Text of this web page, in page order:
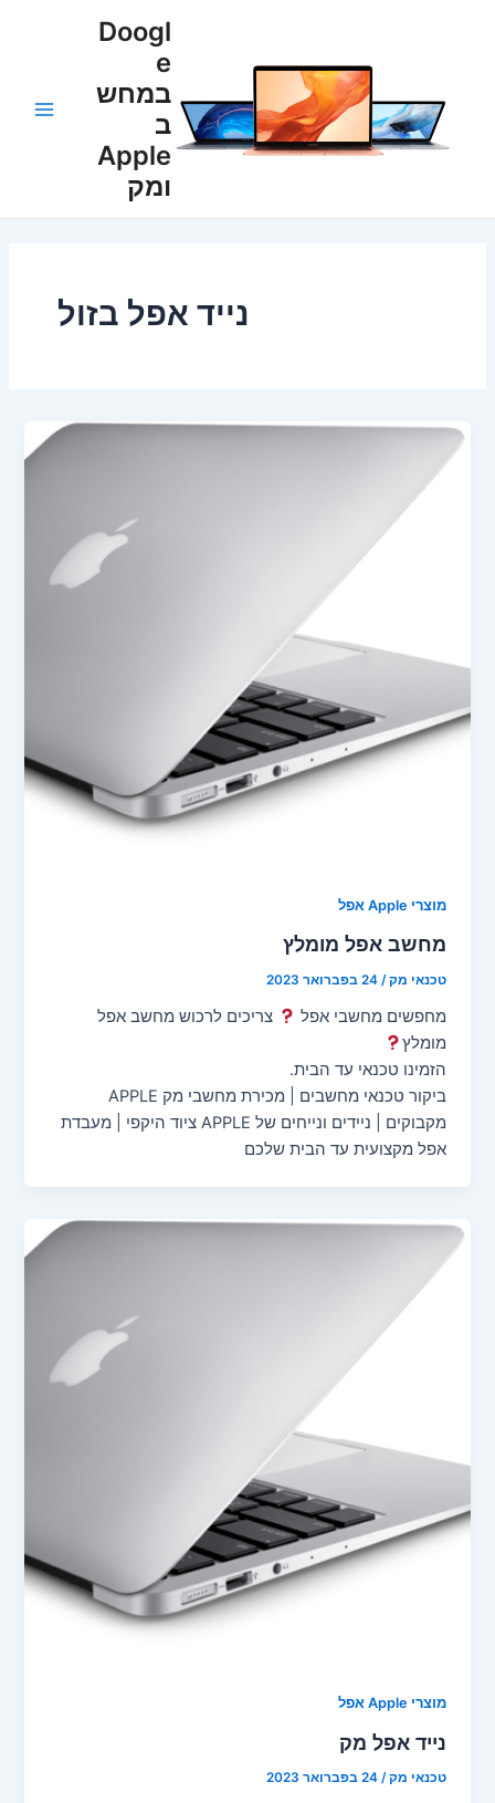
Doogl
e
במחש
ב
Apple
ומק
נייד אפל בזול
מוצרי Apple אפל
מחשב אפל מומלץ
טכנאי מק/24 בפברואר 2023
מחפשים מחשבי אפל
צריכים לרכוש מחשב אפל
מומלץ
הזמינו טכנאי עד הבית.
ביקור טכנאי מחשבים | מכירת מחשבי מק APPLE
מקבוקים | ניידים ונייחים של APPLE ציוד היקפי | מעבדת
אפל מקצועית עד הבית שלכם
מוצרי Apple אפל
נייד אפל מק
טכנאי מק/24 בפברואר 2023